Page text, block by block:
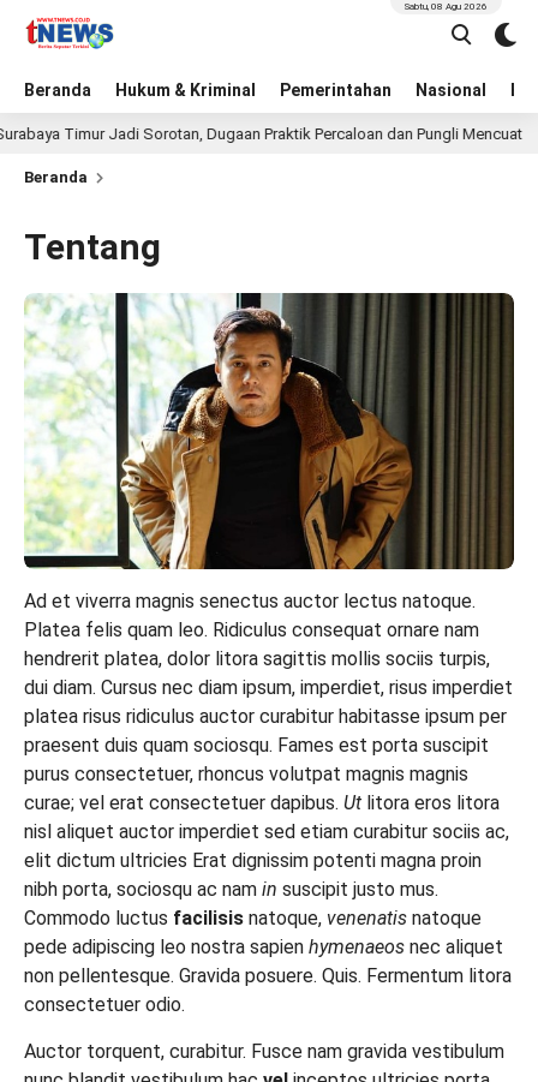
Beranda Hukum & Kriminal Pemerintahan Nasional
Sabtu, 08 Agu 2026
Jadi Sorotan, Dugaan Praktik Percaloan dan Pungli Mencuat
Beranda
Tentang
Ad et viverra magnis senectus auctor lectus natoque.
Platea felis quam leo. Ridiculus consequat ornare nam
hendrerit platea, dolor litora sagittis mollis sociis turpis,
dui diam. Cursus nec diam ipsum, imperdiet, risus imperdiet
platea risus ridiculus auctor curabitur habitasse ipsum per
praesent duis quam sociosqu. Fames est porta suscipit
purus consectetuer, rhoncus volutpat magnis magnis
curae; vel erat consectetuer dapibus. Ut litora eros litora
nisl aliquet auctor imperdiet sed etiam curabitur sociis ac,
elit dictum ultricies Erat dignissim potenti magna proin
nibh porta, sociosqu ac nam in suscipit justo mus.
Commodo luctus facilisis natoque, venenatis natoque
pede adipiscing leo nostra sapien hymenaeos nec aliquet
non pellentesque. Gravida posuere. Quis. Fermentum litora
consectetuer odio.
Auctor torquent, curabitur. Fusce nam gravida vestibulum